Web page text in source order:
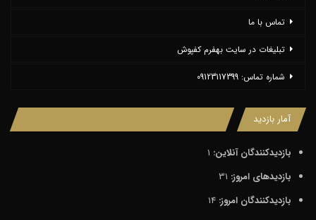
تماس با ما
تبلیغات در سایت بهفرم کفپوش
شماره تماس: 09123117399
آمار بازدید
بازدیدکنندگان آنلاین: 1
بازدیدهای امروز: 31
بازدیدکنندگان امروز: 14